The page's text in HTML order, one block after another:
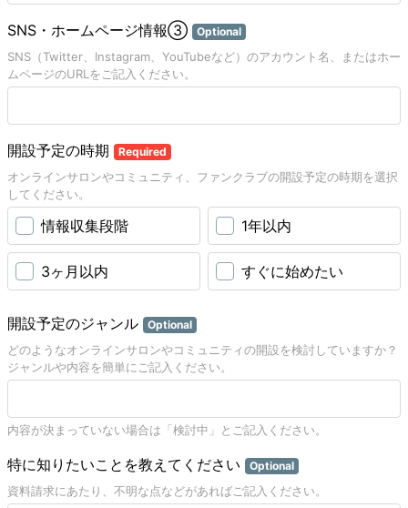
SNS・ホームページ情報③ Optional
SNS（Twitter、Instagram、YouTubeなど）のアカウント名、またはホー
ムページのURLをご記入ください。
開設予定の時期 Required
オンラインサロンやコミュニティ、ファンクラブの開設予定の時期を選択
してください。
情報収集段階 1年以内
3ヶ月以内 すぐに始めたい
開設予定のジャンル Optional
どのようなオンラインサロンやコミュニティの開設を検討していますか？
ジャンルや内容を簡単にご記入ください。
内容が決まっていない場合は「検討中」とご記入ください。
特に知りたいことを教えてください Optional
資料請求にあたり、不明な点などがあればご記入ください。